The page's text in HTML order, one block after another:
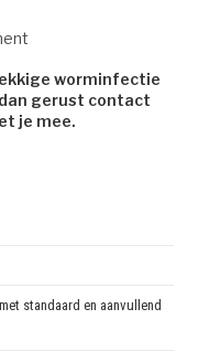
worminfectie
gerust contact
je mee.
standaard en aanvullend